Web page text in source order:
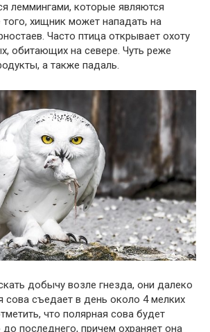
леммингами, которые являются
хищник может нападать на
Часто птица открывает охоту
обитающих на севере. Чуть реже
а также падаль.
добычу возле гнезда, они далеко
сова съедает в день около 4 мелких
что полярная сова будет
последнего, причем охраняет она